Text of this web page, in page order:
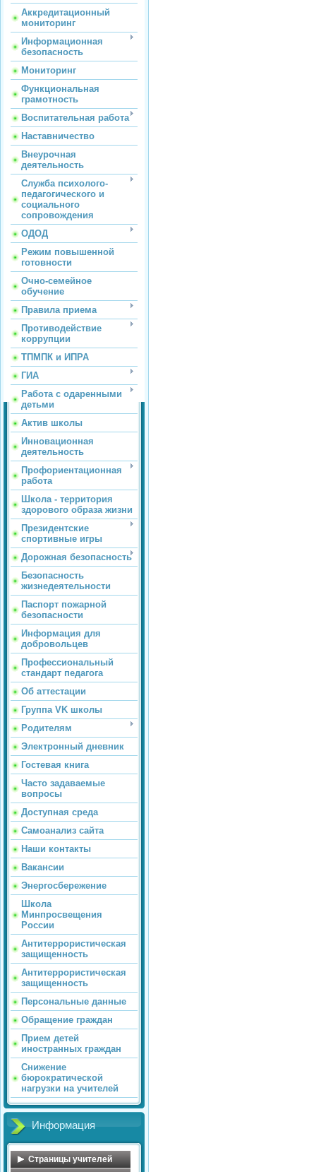
Аккредитационный
мониторинг
Информационная
безопасность
Мониторинг
Функциональная
грамотность
Воспитательная работа
Наставничество
Внеурочная
деятельность
Служба психолого-
педагогического и
социального
сопровождения
ОДОД
Режим повышенной
готовности
Очно-семейное
обучение
Правила приема
Противодействие
коррупции
ТПМПК и ИПРА
ГИА
Работа с одаренными
детьми
Актив школы
Инновационная
деятельность
Профориентационная
работа
Школа - территория
здорового образа жизни
Президентские
спортивные игры
Дорожная безопасность
Безопасность
жизнедеятельности
Паспорт пожарной
безопасности
Информация для
добровольцев
Профессиональный
стандарт педагога
Об аттестации
Группа VK школы
Родителям
Электронный дневник
Гостевая книга
Часто задаваемые
вопросы
Доступная среда
Самоанализ сайта
Наши контакты
Вакансии
Энергосбережение
Школа
Минпросвещения
России
Антитеррористическая
защищенность
Антитеррористическая
защищенность
Персональные данные
Обращение граждан
Прием детей
иностранных граждан
Снижение
бюрократической
нагрузки на учителей
Информация
Страницы учителей